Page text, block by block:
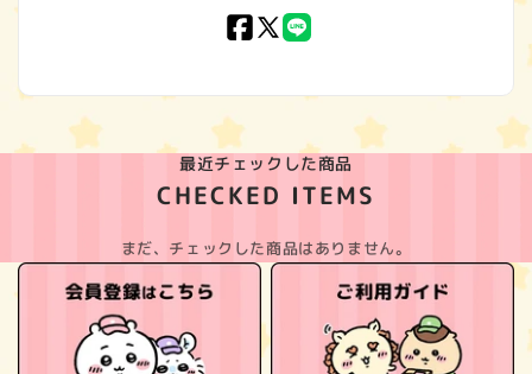
Facebook
X
最近チェックした商品
CHECKED ITEMS
まだ、チェックした商品はありません。